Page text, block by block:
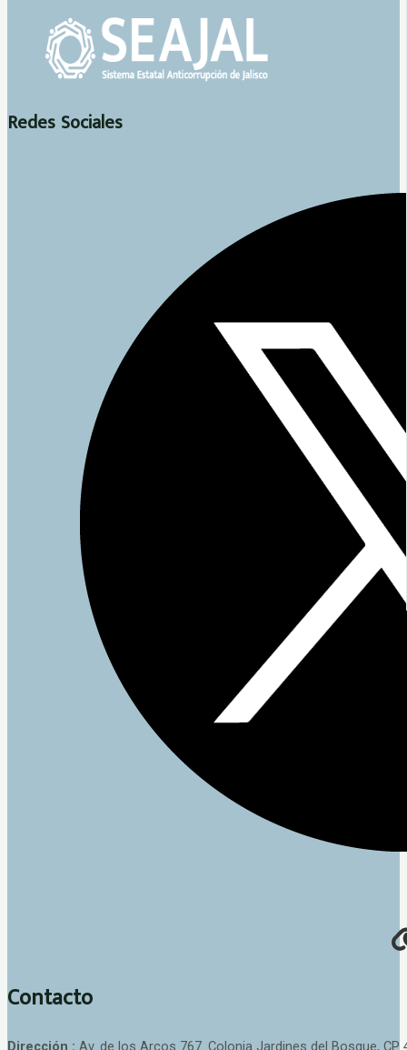
Redes Sociales
Contacto
Dirección : Av. de los Arcos 767. Colonia Jardines del Bosque, CP